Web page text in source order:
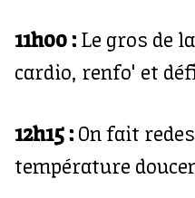
11h00 : Le gros de
cardio, renfo' et
12h15 : On fait
température